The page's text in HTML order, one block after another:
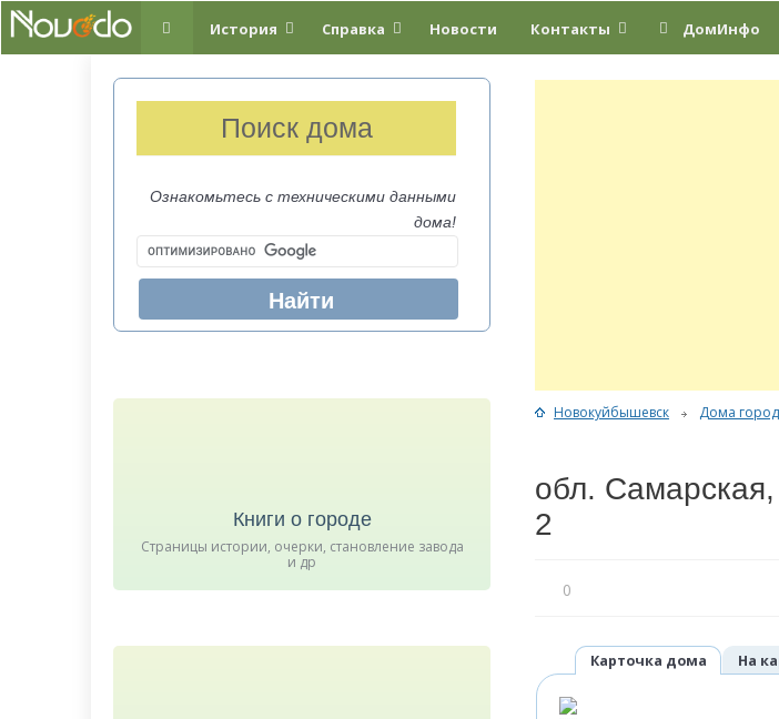
История Справка Новости Контакты ДомИнфо
Новокуйбышевск Дома
обл.
2
0
Карточка дома На
Поиск дома
Ознакомьтесь с техническими данными
дома!
Книги о городе
Страницы истории, очерки, становление завода
и др